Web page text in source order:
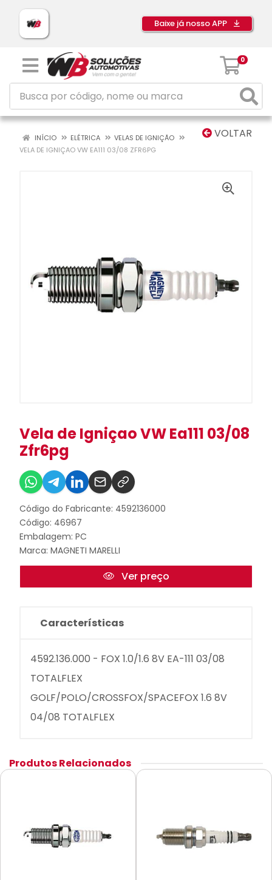
Baixe já nosso APP
0
VOLTAR
INÍCIO ELÉTRICA
VELAS DE IGNIÇÃO
VELA DE IGNIÇAO VW EA111 03/08 ZFR6PG
Vela de Igniçao VW Ea111 03/08
Zfr6pg
Código do Fabricante: 4592136000
Código: 46967
Embalagem: PC
Marca: MAGNETI MARELLI
Ver preço
Características
4592.136.000 - FOX 1.0/1.6 8V EA-111 03/08
TOTALFLEX
GOLF/POLO/CROSSFOX/SPACEFOX 1.6 8V
04/08 TOTALFLEX
Produtos Relacionados